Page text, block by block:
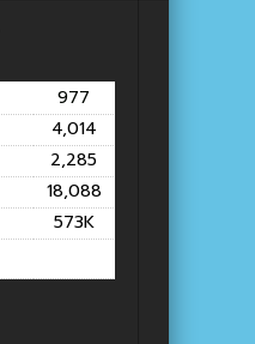
977
4,014
2,285
18,088
573K